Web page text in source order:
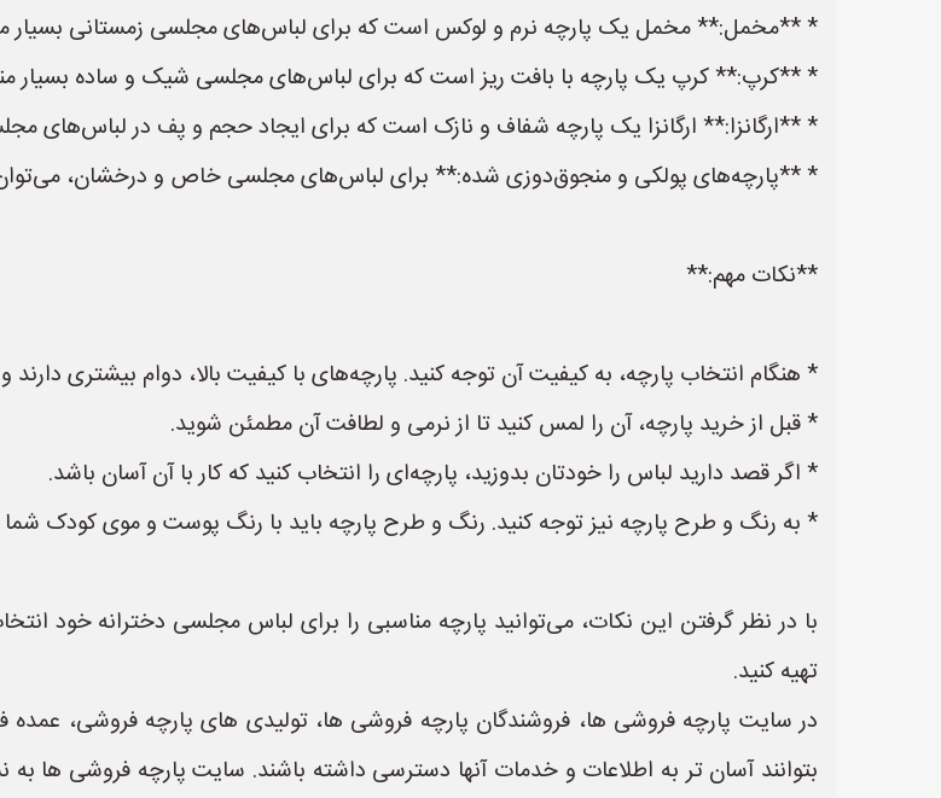
* **مخمل:** مخمل یک پارچه نرم و لوکس است که برای لباس‌های مجلسی زمستانی
* **کرپ:** کرپ یک پارچه با بافت ریز است که برای لباس‌های مجلسی شیک و ساده بسیار
* **ارگانزا:** ارگانزا یک پارچه شفاف و نازک است که برای ایجاد حجم و پف در لباس‌های
* **پارچه‌های پولکی و منجوق‌دوزی شده:** برای لباس‌های مجلسی خاص و درخشان، می‌توان
**نکات مهم:**
* هنگام انتخاب پارچه، به کیفیت آن توجه کنید. پارچه‌های با کیفیت بالا، دوام بیشتری
* قبل از خرید پارچه، آن را لمس کنید تا از نرمی و لطافت آن مطمئن شوید.
* اگر قصد دارید لباس را خودتان بدوزید، پارچه‌ای را انتخاب کنید که کار با آن آسان باشد.
* به رنگ و طرح پارچه نیز توجه کنید. رنگ و طرح پارچه باید با رنگ پوست و موی کودک
با در نظر گرفتن این نکات، می‌توانید پارچه مناسبی را برای لباس مجلسی دخترانه خود
تهیه کنید.
در سایت پارچه فروشی ها، فروشندگان پارچه فروشی ها، تولیدی های پارچه فروشی، عمده